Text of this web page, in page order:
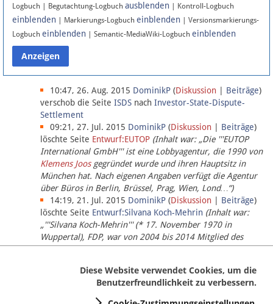
Anmelden
Datenschutz
Über Lobbypedia
Impressum
Logbuch | Begutachtung-Logbuch ausblenden | Kontroll-Logbuch
einblenden | Markierungs-Logbuch einblenden | Versionsmarkierungs-
Logbuch einblenden | Semantic-MediaWiki-Logbuch einblenden
10:47, 26. Aug. 2015 DominikP (Diskussion Beiträge)
verschob die Seite ISDS nach Investor-State-Dispute-
Settlement
09:21, 27. Jul. 2015 DominikP (Diskussion Beiträge)
löschte Seite Entwurf:EUTOP (Inhalt war: „Die '''EUTOP
International GmbH''' ist eine Lobbyagentur, die 1990 von
Klemens Joosgegründet wurde und ihren Hauptsitz in
München hat. Nach eigenen Angaben verfügt die Agentur
über Büros in Berlin, Brüssel, Prag, Wien, Lond…“)
14:19, 21. Jul. 2015 DominikP (Diskussion Beiträge)
löschte Seite Entwurf:Silvana Koch-Mehrin (Inhalt war:
„'''Silvana Koch-Mehrin''' (* 17. November 1970 in
Wuppertal), FDP, war von 2004 bis 2014 Mitglied des
Europäischen Parlaments, seit November 2014 ist sie für
Diese Website verwendet Cookies, um die
Benutzerfreundlichkeit zu verbessern.